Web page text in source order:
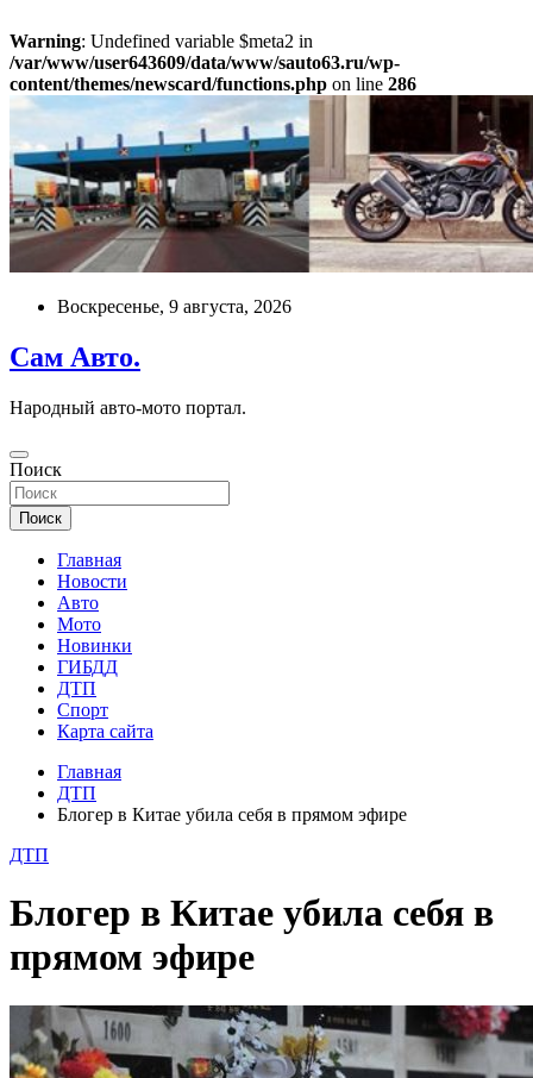
Warning: Undefined variable $meta2 in
/var/www/user643609/data/www/sauto63.ru/wp-
content/themes/newscard/functions.php on line 286
Перейти
содержимому
Воскресенье, 9 августа, 2026
Сам Авто.
Народный авто-мото портал.
Поиск
Поиск
Главная
Новости
Авто
Мото
Новинки
ГИБДД
ДТП
Спорт
Карта сайта
Главная
ДТП
Блогер в Китае убила себя в прямом эфире
ДТП
Блогер в Китае убила себя в
прямом эфире